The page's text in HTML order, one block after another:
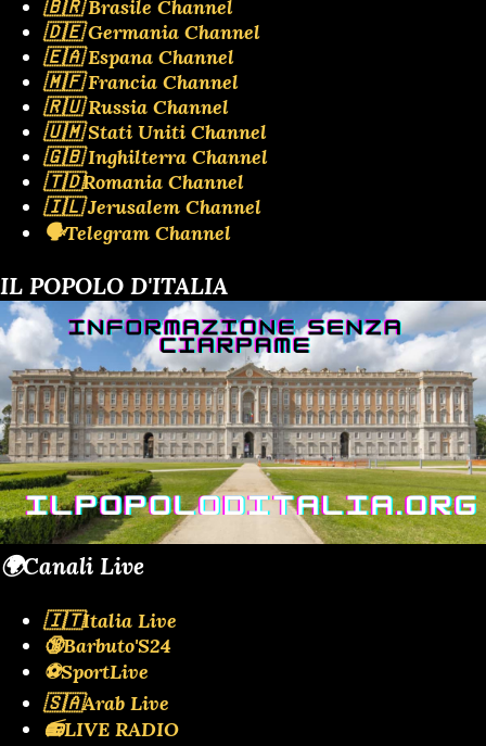
🇧🇷 Brasile Channel
🇩🇪 Germania Channel
🇪🇦 Espana Channel
🇲🇫 Francia Channel
🇷🇺 Russia Channel
🇺🇲 Stati Uniti Channel
🇬🇧 Inghilterra Channel
🇹🇩Romania Channel
🇮🇱 Jerusalem Channel
🗣️Telegram Channel
IL POPOLO D'ITALIA
🌍Canali Live
🇮🇹Italia Live
🔞Barbuto'S24
⚽SportLive
🇸🇦Arab Live
📻LIVE RADIO